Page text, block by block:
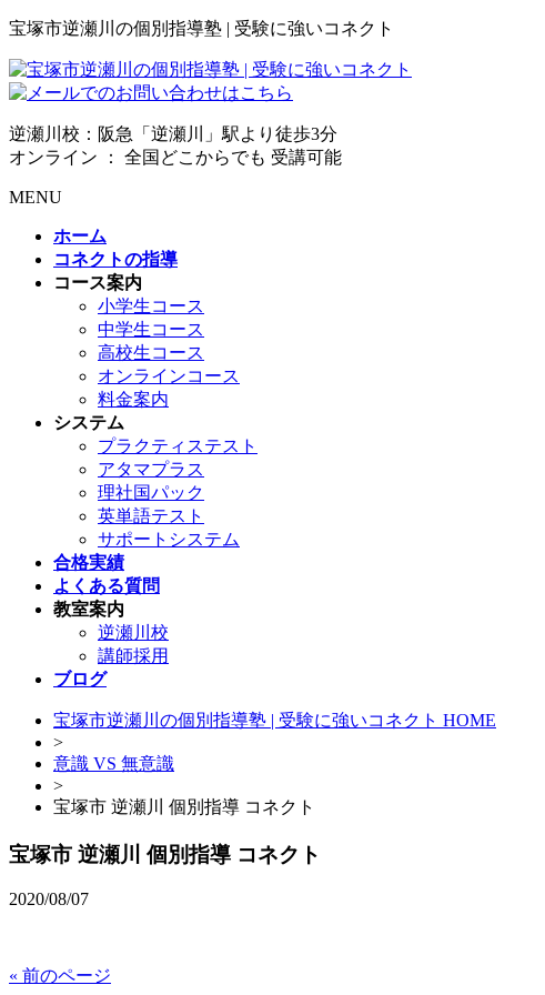
宝塚市逆瀬川の個別指導塾 | 受験に強いコネクト
逆瀬川校：阪急「逆瀬川」駅より徒歩3分
オンライン ： 全国どこからでも 受講可能
MENU
ホーム
コネクトの指導
コース案内
小学生コース
中学生コース
高校生コース
オンラインコース
料金案内
システム
プラクティステスト
アタマプラス
理社国パック
英単語テスト
サポートシステム
合格実績
よくある質問
教室案内
逆瀬川校
講師採用
ブログ
宝塚市逆瀬川の個別指導塾 | 受験に強いコネクト HOME
>
意識 VS 無意識
>
宝塚市 逆瀬川 個別指導 コネクト
宝塚市 逆瀬川 個別指導 コネクト
2020/08/07
« 前のページ